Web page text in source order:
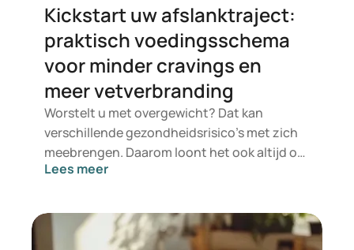
Kickstart uw afslanktraject:
praktisch voedingsschema
voor minder cravings en
meer vetverbranding
Worstelt u met overgewicht? Dat kan
verschillende gezondheidsrisico’s met zich
meebrengen. Daarom loont het ook altijd om
af te vallen. Zelfs een verlies van enkele kilo’s
succesvol afslanktraject bestaat voor een
groot deel uit een goed plan, inclusief een
Lees meer